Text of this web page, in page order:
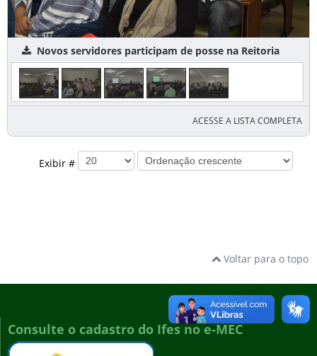
Novos servidores participam de posse na Reitoria
ACESSE A LISTA COMPLETA
Exibir #
Voltar para o topo
Consulte o cadastro do Ifes no e-MEC